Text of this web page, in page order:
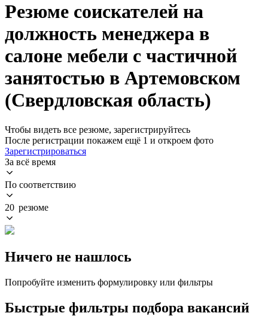
Резюме соискателей на
должность менеджера в
салоне мебели с частичной
занятостью в Артемовском
(Свердловская область)
Чтобы видеть все резюме, зарегистрируйтесь
После регистрации покажем ещё 1 и откроем фото
Зарегистрироваться
За всё время
По соответствию
20 резюме
Ничего не нашлось
Попробуйте изменить формулировку или фильтры
Быстрые фильтры подбора вакансий